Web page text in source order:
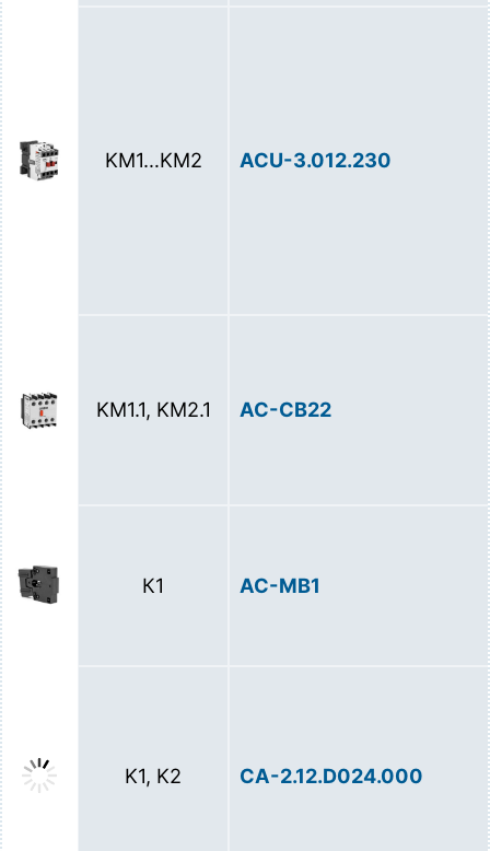
KM1…KM2 ACU-3.012.230
KM1.1, KM2.1 AC-CB22
К1 AC-MB1
K1, K2 CA-2.12.D024.000